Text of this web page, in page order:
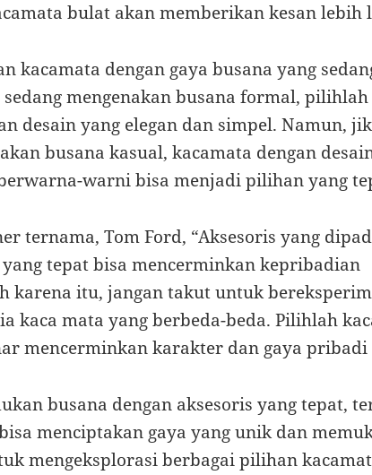
bulat akan memberikan kesan lebih
kacamata dengan gaya busana yang
mengenakan busana formal, pilihlah
desain yang elegan dan simpel. Namun,
busana kasual, kacamata dengan
warni bisa menjadi pilihan yang
ternama, Tom Ford, “Aksesoris yang
yang tepat bisa mencerminkan kepribadian
karena itu, jangan takut untuk
kaca mata yang berbeda-beda. Pilihlah
mencerminkan karakter dan gaya
busana dengan aksesoris yang tepat,
menciptakan gaya yang unik dan
mengeksplorasi berbagai pilihan